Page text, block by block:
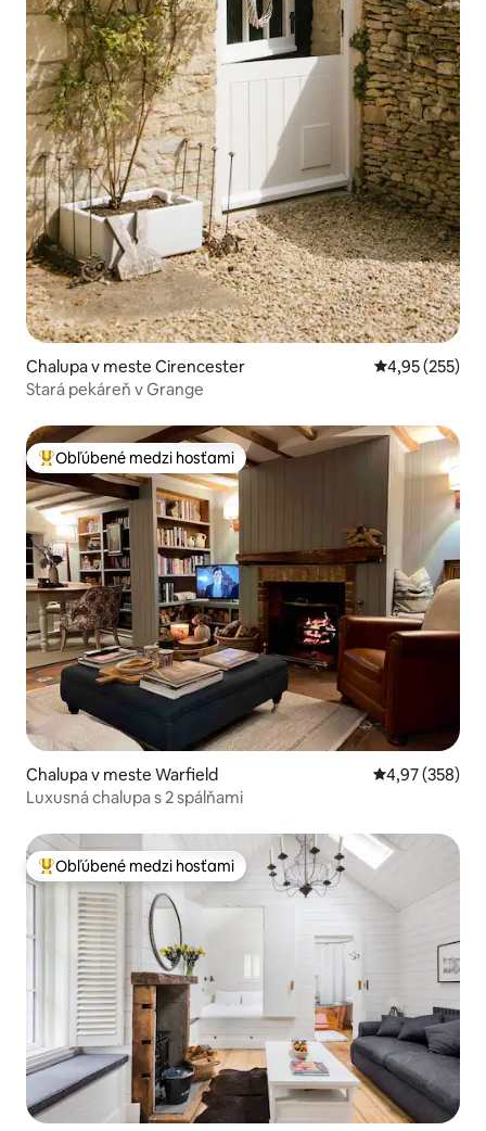
Chalupa v meste Cirencester Priemerné
4,95 (255)
Stará pekáreň v Grange
Najobľúbenejšie medzi hosťami
Obľúbené medzi hosťami
Chalupa v meste Warfield Priemerné
4,97 (358)
Luxusná chalupa s 2 spálňami
Najobľúbenejšie medzi hosťami
Obľúbené medzi hosťami